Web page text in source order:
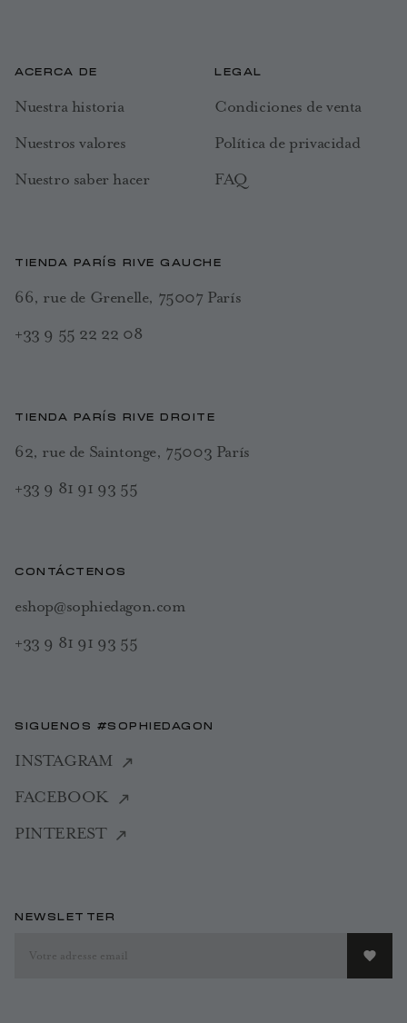
ACERCA DE
Nuestra historia
Nuestros valores
Nuestro saber hacer
LEGAL
Condiciones de venta
Política de privacidad
FAQ
TIENDA PARÍS RIVE GAUCHE
66, rue de Grenelle, 75007 París
+33 9 55 22 22 08
TIENDA PARÍS RIVE DROITE
62, rue de Saintonge, 75003 París
+33 9 81 91 93 55
CONTÁCTENOS
eshop@sophiedagon.com
+33 9 81 91 93 55
SIGUENOS #SOPHIEDAGON
INSTAGRAM
FACEBOOK
PINTEREST
NEWSLETTER